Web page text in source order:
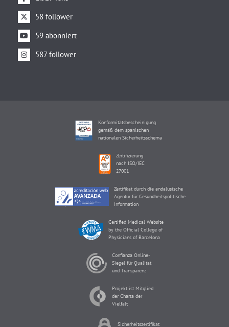
58 follower
59 abonniert
587 follower
Konformitätsbescheinigung
gemäß dem spanischen
nationalen Sicherheitsschema
Zertifizierung
nach ISO/IEC
27001
Zertifikat durch die andalusische
Agentur für Gesundheitspolitische
Information
Certified Medical Website
by the Official College of
Physicians of Barcelona
Confianza Online-
Siegel für Qualität
und Transparenz
Projekt ist Mitglied
der Charta der
Vielfalt
Sicherheitszertifikat